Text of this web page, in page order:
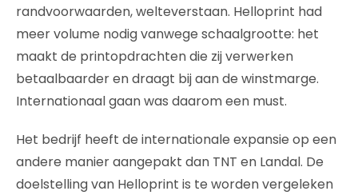
randvoorwaarden, welteverstaan. Helloprint had
meer volume nodig vanwege schaalgrootte: het
maakt de printopdrachten die zij verwerken
betaalbaarder en draagt bij aan de winstmarge.
Internationaal gaan was daarom een must.
Het bedrijf heeft de internationale expansie op een
andere manier aangepakt dan TNT en Landal. De
doelstelling van Helloprint is te worden vergeleken